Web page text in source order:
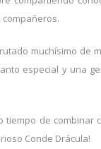
muchísimo de
especial y una
tiempo de
Conde Drácula!